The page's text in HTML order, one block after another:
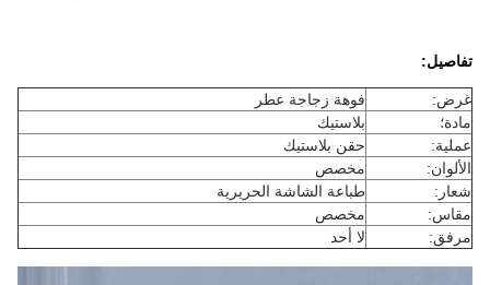
تفاصيل:
غرض:
فوهة زجاجة عطر
مادة؛
بلاستيك
عملية:
حقن بلاستيك
الألوان:
مخصص
شعار:
طباعة الشاشة الحريرية
مقاس:
مخصص
مرفق:
لا أحد